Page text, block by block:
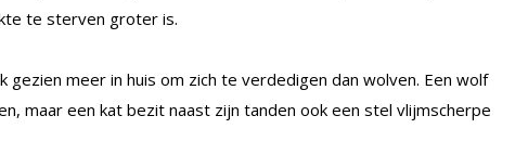
te sterven groter is.
gezien meer in huis om zich te verdedigen dan wolven. Een wolf
maar een kat bezit naast zijn tanden ook een stel vlijmscherpe